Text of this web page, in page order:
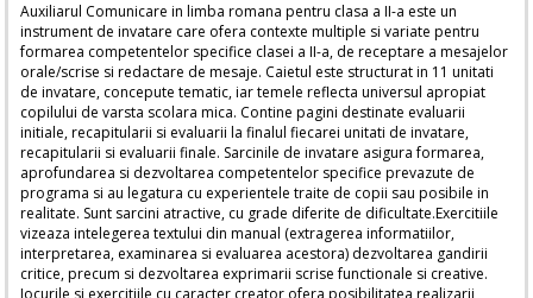
Auxiliarul Comunicare in limba romana pentru clasa a II-a este un
instrument de invatare care ofera contexte multiple si variate pentru
formarea competentelor specifice clasei a II-a, de receptare a mesajelor
orale/scrise si redactare de mesaje. Caietul este structurat in 11 unitati
de invatare, concepute tematic, iar temele reflecta universul apropiat
copilului de varsta scolara mica. Contine pagini destinate evaluarii
initiale, recapitularii si evaluarii la finalul fiecarei unitati de invatare,
recapitularii si evaluarii finale. Sarcinile de invatare asigura formarea,
aprofundarea si dezvoltarea competentelor specifice prevazute de
programa si au legatura cu experientele traite de copii sau posibile in
realitate. Sunt sarcini atractive, cu grade diferite de dificultate.Exercitiile
vizeaza intelegerea textului din manual (extragerea informatiilor,
interpretarea, examinarea si evaluarea acestora) dezvoltarea gandirii
critice, precum si dezvoltarea exprimarii scrise functionale si creative.
Jocurile si exercitiile cu caracter creator ofera posibilitatea realizarii